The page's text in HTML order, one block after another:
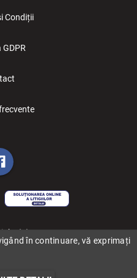
Condiții
GDPR
(C) 2006-2026 BILET.ro
în continuare, vă exprimați